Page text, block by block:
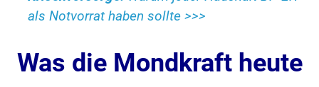
als Notvorrat haben sollte >>>
Was die Mondkraft heute